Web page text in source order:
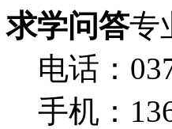
求学问答专
电话：
手机：